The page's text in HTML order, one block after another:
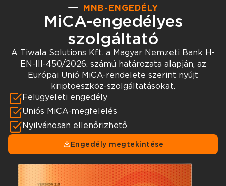
MNB-ENGEDÉLY
MiCA-engedélyes
szolgáltató
A Tiwala Solutions Kft. a Magyar Nemzeti Bank H-
EN-III-450/2026. számú határozata alapján, az
Európai Unió MiCA-rendelete szerint nyújt
kriptoeszköz-szolgáltatásokat.
Felügyeleti engedély
Uniós MiCA-megfelelés
Nyilvánosan ellenőrizhető
Engedély megtekintése